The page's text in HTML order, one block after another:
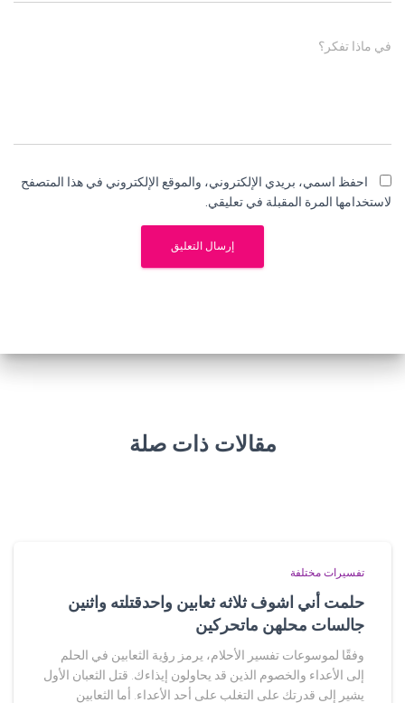
في ماذا تفكر؟
احفظ اسمي، بريدي الإلكتروني، والموقع الإلكتروني في هذا المتصفح
لاستخدامها المرة المقبلة في تعليقي.
مقالات ذات صلة
تفسيرات مختلفة
حلمت أني اشوف ثلاثه ثعابين واحدقتلته واثنين
جالسات محلهن ماتحركين
وفقًا لموسوعات تفسير الأحلام، يرمز رؤية الثعابين في الحلم
إلى الأعداء والخصوم الذين قد يحاولون إيذاءك. قتل الثعبان الأول
يشير إلى قدرتك على التغلب على أحد الأعداء. أما الثعابين